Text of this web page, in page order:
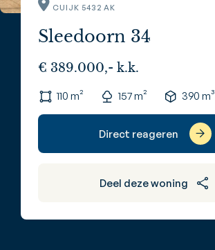
CUIJK 5432 AK
Sleedoorn 34
€ 389.000,- k.k.
110 m² 157 m² 390 m³
Direct reageren
Deel deze woning